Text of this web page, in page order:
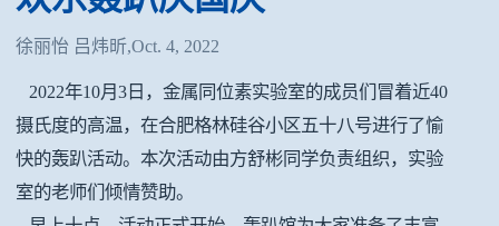
徐丽怡 吕炜昕,Oct. 4, 2022
2022年10月3日，金属同位素实验室的成员们冒着近40
摄氏度的高温，在合肥格林硅谷小区五十八号进行了愉
快的轰趴活动。本次活动由方舒彬同学负责组织，实验
室的老师们倾情赞助。